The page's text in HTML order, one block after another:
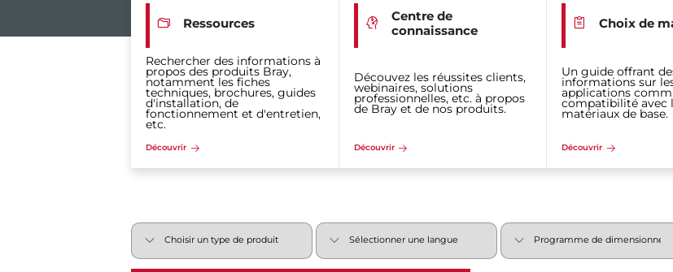
Ressources
Rechercher des informations à
propos des produits Bray,
notamment les fiches
techniques, brochures, guides
d'installation, de
fonctionnement et d'entretien,
etc.
Découvrir
Centre de
connaissance
Découvez les réussites clients,
webinaires, solutions
professionnelles, etc. à propos
de Bray et de nos produits.
Découvrir
Choix de
Un guide offrant
informations sur
applications
compatibilité avec
matériaux de base.
Découvrir